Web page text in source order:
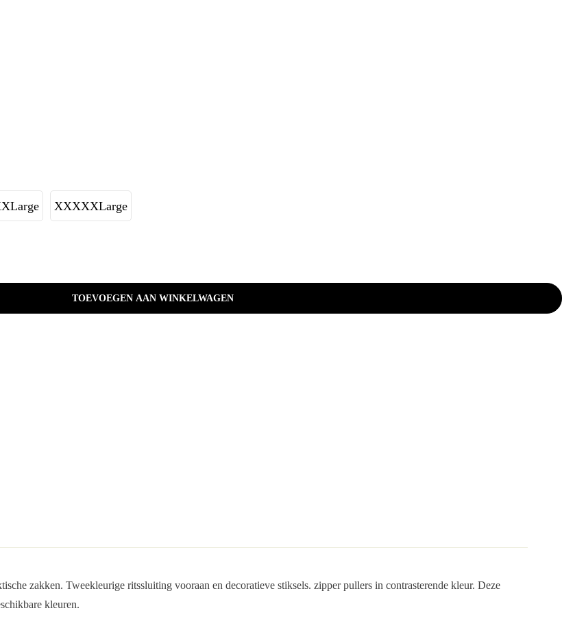
XXXXXLarge
TOEVOEGEN AAN WINKELWAGEN
zakken. Tweekleurige ritssluiting vooraan en decoratieve stiksels. zipper pullers in contrasterende kleur. Deze
kleuren.